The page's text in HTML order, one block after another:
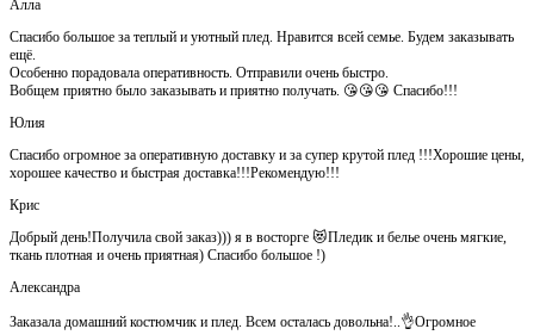
Алла
Спасибо большое за теплый и уютный плед. Нравится всей семье. Будем заказывать
ещё.
Особенно порадовала оперативность. Отправили очень быстро.
Вобщем приятно было заказывать и приятно получать. 😘😘😘 Спасибо!!!
Юлия
Спасибо огромное за оперативную доставку и за супер крутой плед !!!Хорошие цены,
хорошее качество и быстрая доставка!!!Рекомендую!!!
Крис
Добрый день!Получила свой заказ))) я в восторге 😻Пледик и белье очень мягкие,
ткань плотная и очень приятная) Спасибо большое !)
Александра
Заказала домашний костюмчик и плед. Всем осталась довольна!..👌Огромное